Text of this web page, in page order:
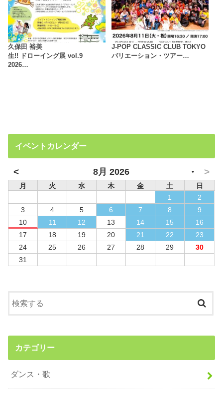
久保田 裕美
生!! ドローイング展 vol.9
2026…
J-POP CLASSIC CLUB TOKYO
バリエーション・ツアー…
イベントカレンダー
< 8月 2026 ▼ >
月 火 水 木 金 土
日
1
2
3
4 5 6 7 8
9
10
11 12 13 14 15
16
17
18 19 20 21 22
23
24
25 26 27 28 29
30
31
カテゴリー
ダンス・歌